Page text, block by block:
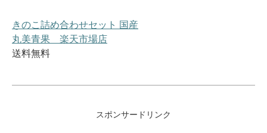
きのこ詰め合わせセット 国産
丸美青果 楽天市場店
送料無料
スポンサードリンク